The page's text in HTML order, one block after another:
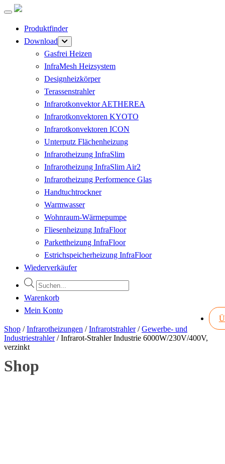
Produktfinder
Download
Gasfrei Heizen
InfraMesh Heizsystem
Designheizkörper
Terassenstrahler
Infrarotkonvektor AETHEREA
Infrarotkonvektoren KYOTO
Infrarotkonvektoren ICON
Unterputz Flächenheizung
Infrarotheizung InfraSlim
Infrarotheizung InfraSlim Air2
Infrarotheizung Performence Glas
Handtuchtrockner
Warmwasser
Wohnraum-Wärmepumpe
Fliesenheizung InfraFloor
Parkettheizung InfraFloor
Estrichspeicherheizung InfraFloor
Wiederverkäufer
Products
search
Warenkorb
Mein Konto
Shop /Infrarotheizungen /Infrarotstrahler/Gewerbe- und
Industriestrahler/Infrarot-Strahler Industrie 6000W/230V/400V,
verzinkt
Shop